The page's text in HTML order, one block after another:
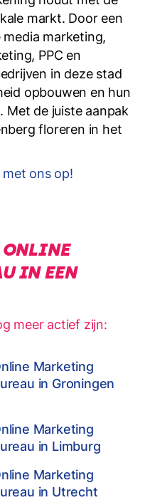
markt. Door een
media marketing,
PPC en
in deze stad
opbouwen en hun
Met de juiste aanpak
floreren in het
ons op!
ONLINE
IN EEN
meer actief zijn:
Marketing
in Groningen
Marketing
in Limburg
Marketing
in Utrecht